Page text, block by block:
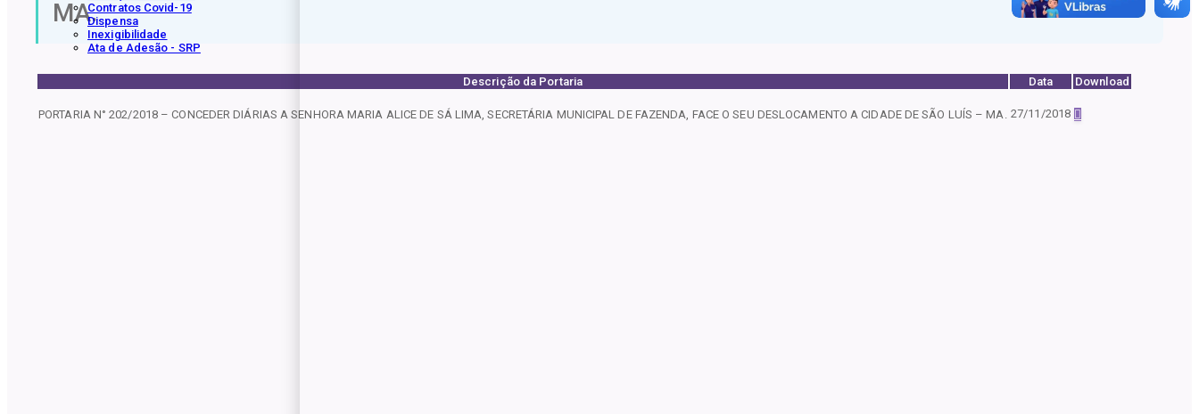
Contratos Covid-19
Dispensa
Inexigibilidade
Ata de Adesão - SRP
MA.
Descrição da Portaria Data Download
PORTARIA N° 202/2018 – CONCEDER DIÁRIAS A SENHORA MARIA ALICE DE SÁ LIMA, SECRETÁRIA MUNICIPAL DE FAZENDA, FACE O SEU DESLOCAMENTO A CIDADE DE SÃO LUÍS – MA. 27/11/2018